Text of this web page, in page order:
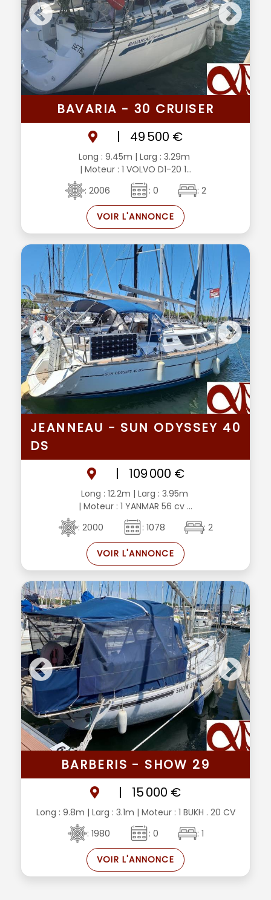
BAVARIA - 30 CRUISER
|
49 500 €
Long : 9.45m | Larg : 3.29m
| Moteur : 1 VOLVO D1-20 1...
: 2006
: 0 : 2
VOIR L'ANNONCE
JEANNEAU - SUN ODYSSEY 40
DS
|
109 000 €
Long : 12.2m | Larg : 3.95m
| Moteur : 1 YANMAR 56 cv ...
: 2000
: 1078 : 2
VOIR L'ANNONCE
BARBERIS - SHOW 29
|
15 000 €
Long : 9.8m | Larg : 3.1m | Moteur : 1 BUKH . 20 CV
: 1980
: 0 : 1
VOIR L'ANNONCE